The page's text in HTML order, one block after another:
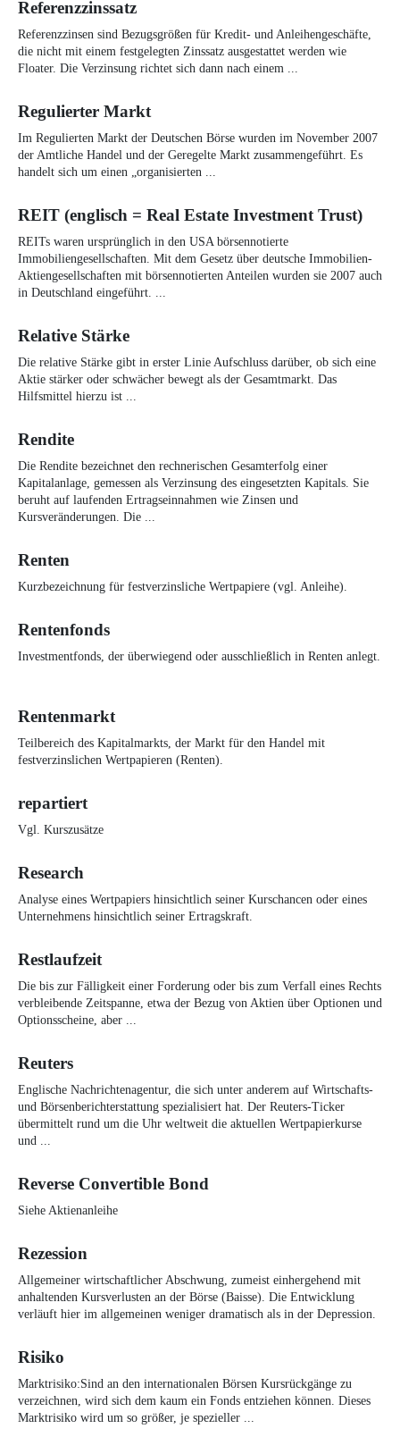
Referenzzinssatz
Referenzzinsen sind Bezugsgrößen für Kredit- und Anleihengeschäfte,
die nicht mit einem festgelegten Zinssatz ausgestattet werden wie
Floater. Die Verzinsung richtet sich dann nach einem ...
Regulierter Markt
Im Regulierten Markt der Deutschen Börse wurden im November 2007
der Amtliche Handel und der Geregelte Markt zusammengeführt. Es
handelt sich um einen „organisierten ...
REIT (englisch = Real Estate Investment Trust)
REITs waren ursprünglich in den USA börsennotierte
Immobiliengesellschaften. Mit dem Gesetz über deutsche Immobilien-
Aktiengesellschaften mit börsennotierten Anteilen wurden sie 2007 auch
in Deutschland eingeführt. ...
Relative Stärke
Die relative Stärke gibt in erster Linie Aufschluss darüber, ob sich eine
Aktie stärker oder schwächer bewegt als der Gesamtmarkt. Das
Hilfsmittel hierzu ist ...
Rendite
Die Rendite bezeichnet den rechnerischen Gesamterfolg einer
Kapitalanlage, gemessen als Verzinsung des eingesetzten Kapitals. Sie
beruht auf laufenden Ertragseinnahmen wie Zinsen und
Kursveränderungen. Die ...
Renten
Kurzbezeichnung für festverzinsliche Wertpapiere (vgl. Anleihe).
Rentenfonds
Investmentfonds, der überwiegend oder ausschließlich in Renten anlegt.
Rentenmarkt
Teilbereich des Kapitalmarkts, der Markt für den Handel mit
festverzinslichen Wertpapieren (Renten).
repartiert
Vgl. Kurszusätze
Research
Analyse eines Wertpapiers hinsichtlich seiner Kurschancen oder eines
Unternehmens hinsichtlich seiner Ertragskraft.
Restlaufzeit
Die bis zur Fälligkeit einer Forderung oder bis zum Verfall eines Rechts
verbleibende Zeitspanne, etwa der Bezug von Aktien über Optionen und
Optionsscheine, aber ...
Reuters
Englische Nachrichtenagentur, die sich unter anderem auf Wirtschafts-
und Börsenberichterstattung spezialisiert hat. Der Reuters-Ticker
übermittelt rund um die Uhr weltweit die aktuellen Wertpapierkurse
und ...
Reverse Convertible Bond
Siehe Aktienanleihe
Rezession
Allgemeiner wirtschaftlicher Abschwung, zumeist einhergehend mit
anhaltenden Kursverlusten an der Börse (Baisse). Die Entwicklung
verläuft hier im allgemeinen weniger dramatisch als in der Depression.
Risiko
Marktrisiko:Sind an den internationalen Börsen Kursrückgänge zu
verzeichnen, wird sich dem kaum ein Fonds entziehen können. Dieses
Marktrisiko wird um so größer, je spezieller ...